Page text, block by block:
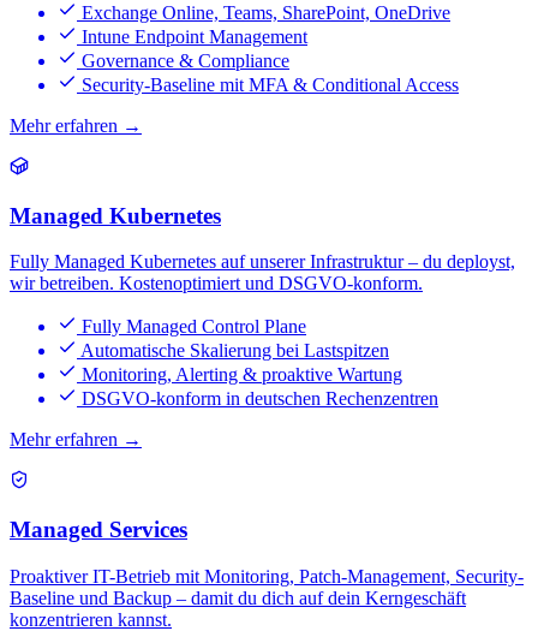
Exchange Online, Teams, SharePoint, OneDrive
Intune Endpoint Management
Governance & Compliance
Security-Baseline mit MFA & Conditional Access
Mehr erfahren →
Managed Kubernetes
Fully Managed Kubernetes auf unserer Infrastruktur – du deployst,
wir betreiben. Kostenoptimiert und DSGVO-konform.
Fully Managed Control Plane
Automatische Skalierung bei Lastspitzen
Monitoring, Alerting & proaktive Wartung
DSGVO-konform in deutschen Rechenzentren
Mehr erfahren →
Managed Services
Proaktiver IT-Betrieb mit Monitoring, Patch-Management, Security-
Baseline und Backup – damit du dich auf dein Kerngeschäft
konzentrieren kannst.